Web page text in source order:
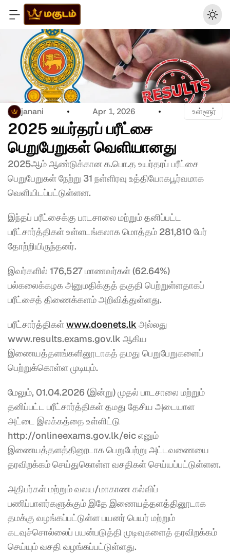
janani Apr 1, 2026 உள்ளூர்
2025 உயர்தரப் பரீட்சை
பெறுபேறுகள் வெளியானது
2025ஆம் ஆண்டுக்கான க.பொ.த உயர்தரப் பரீட்சை
பெறுபேறுகள் நேற்று 31 நள்ளிரவு உத்தியோகபூர்வமாக
வெளியிடப்பட்டுள்ளன.
இந்தப் பரீட்சைக்கு பாடசாலை மற்றும் தனிப்பட்ட
பரீட்சார்த்திகள் உள்ளடங்கலாக மொத்தம் 281,810 பேர்
தோற்றியிருந்தனர்.
இவர்களில் 176,527 மாணவர்கள் (62.64%)
பல்கலைக்கழக அனுமதிக்குத் தகுதி பெற்றுள்ளதாகப்
பரீட்சைத் திணைக்களம் அறிவித்துள்ளது.
பரீட்சார்த்திகள் www.doenets.lk அல்லது
www.results.exams.gov.lk ஆகிய
இணையத்தளங்களினூடாகத் தமது பெறுபேறுகளைப்
பெற்றுக்கொள்ள முடியும்.
மேலும், 01.04.2026 (இன்று) முதல் பாடசாலை மற்றும்
தனிப்பட்ட பரீட்சார்த்திகள் தமது தேசிய அடையாள
அட்டை இலக்கத்தை உள்ளிட்டு
http://onlineexams.gov.lk/eic எனும்
இணையத்தளத்தினூடாக பெறுபேற்று அட்டவணையை
தரவிறக்கம் செய்துகொள்ள வசதிகள் செய்யப்பட்டுள்ளன.
அதிபர்கள் மற்றும் வலய/மாகாண கல்விப்
பணிப்பாளர்களுக்கும் இதே இணையத்தளத்தினூடாக
தமக்கு வழங்கப்பட்டுள்ள பயனர் பெயர் மற்றும்
கடவுச்சொல்லைப் பயன்படுத்தி முடிவுகளைத் தரவிறக்கம்
செய்யும் வசதி வழங்கப்பட்டுள்ளது.